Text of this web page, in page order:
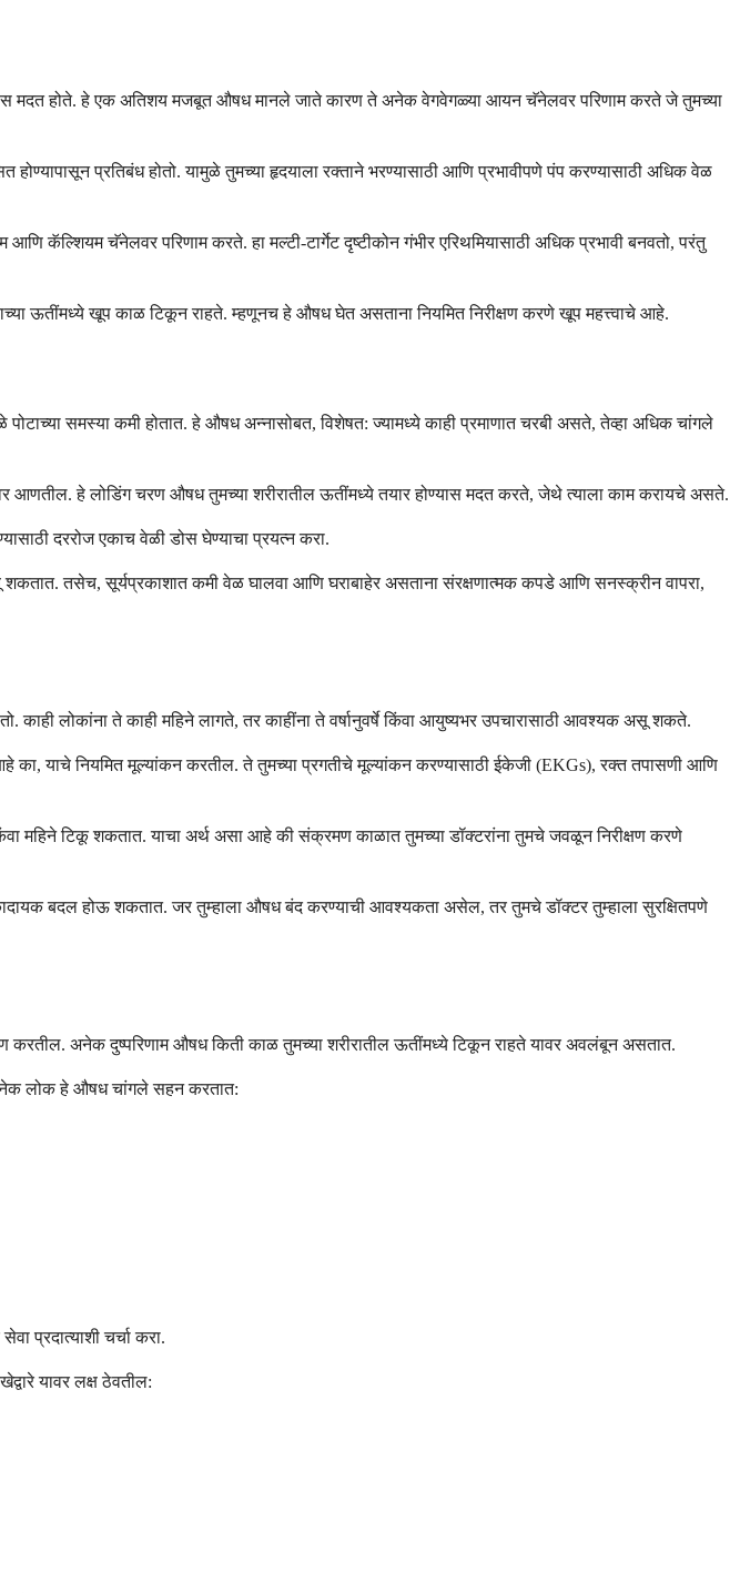
मदत होते. हे एक अतिशय मजबूत औषध मानले जाते कारण ते अनेक वेगवेगळ्या आयन चॅनेलवर परिणाम करते जे तुमच्या
प्रतिबंध होतो. यामुळे तुमच्या हृदयाला रक्ताने भरण्यासाठी आणि प्रभावीपणे पंप करण्यासाठी अधिक वेळ
कॅल्शियम चॅनेलवर परिणाम करते. हा मल्टी-टार्गेट दृष्टीकोन गंभीर एरिथमियासाठी अधिक प्रभावी बनवतो, परंतु
ऊतींमध्ये खूप काळ टिकून राहते. म्हणूनच हे औषध घेत असताना नियमित निरीक्षण करणे खूप महत्त्वाचे आहे.
पोटाच्या समस्या कमी होतात. हे औषध अन्नासोबत, विशेषत: ज्यामध्ये काही प्रमाणात चरबी असते, तेव्हा अधिक चांगले
आणतील. हे लोडिंग चरण औषध तुमच्या शरीरातील ऊतींमध्ये तयार होण्यास मदत करते, जेथे त्याला काम करायचे असते.
दररोज एकाच वेळी डोस घेण्याचा प्रयत्न करा.
शकतात. तसेच, सूर्यप्रकाशात कमी वेळ घालवा आणि घराबाहेर असताना संरक्षणात्मक कपडे आणि सनस्क्रीन वापरा,
काही लोकांना ते काही महिने लागते, तर काहींना ते वर्षानुवर्षे किंवा आयुष्यभर उपचारासाठी आवश्यक असू शकते.
का, याचे नियमित मूल्यांकन करतील. ते तुमच्या प्रगतीचे मूल्यांकन करण्यासाठी ईकेजी (EKGs), रक्त तपासणी आणि
महिने टिकू शकतात. याचा अर्थ असा आहे की संक्रमण काळात तुमच्या डॉक्टरांना तुमचे जवळून निरीक्षण करणे
बदल होऊ शकतात. जर तुम्हाला औषध बंद करण्याची आवश्यकता असेल, तर तुमचे डॉक्टर तुम्हाला सुरक्षितपणे
करतील. अनेक दुष्परिणाम औषध किती काळ तुमच्या शरीरातील ऊतींमध्ये टिकून राहते यावर अवलंबून असतात.
लोक हे औषध चांगले सहन करतात:
प्रदात्याशी चर्चा करा.
यावर लक्ष ठेवतील: